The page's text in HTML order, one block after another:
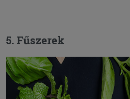
5. Fűszerek